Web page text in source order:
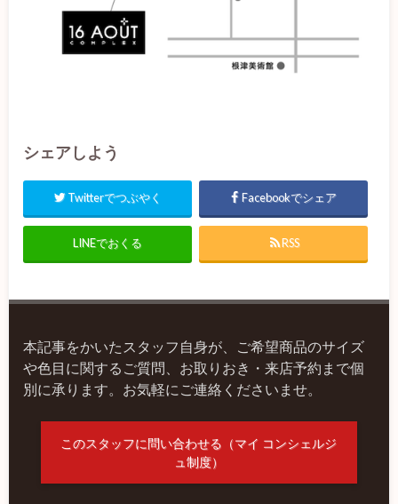
シェアしよう
Twitterでつぶやく Facebookでシェア
LINEでおくる RSS
本記事をかいたスタッフ自身が、ご希望商品のサイズ
や色目に関するご質問、お取りおき・来店予約まで個
別に承ります。お気軽にご連絡くださいませ。
このスタッフに問い合わせる（マイ コンシェルジ
ュ制度）